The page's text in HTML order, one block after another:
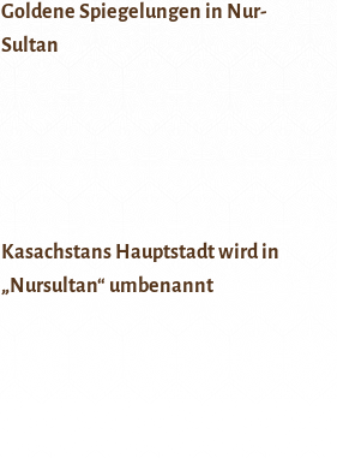
Goldene Spiegelungen in Nur-
Sultan
Kasachstans Hauptstadt wird in
„Nursultan“ umbenannt